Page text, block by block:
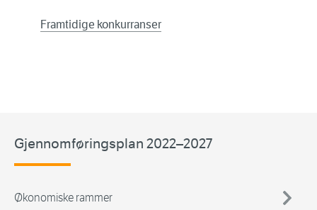
Framtidige konkurranser
Gjennomføringsplan 2022–2027
Økonomiske rammer